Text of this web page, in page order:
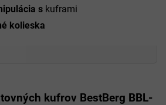
s kuframi
kolieska
kufrov BestBerg BBL-